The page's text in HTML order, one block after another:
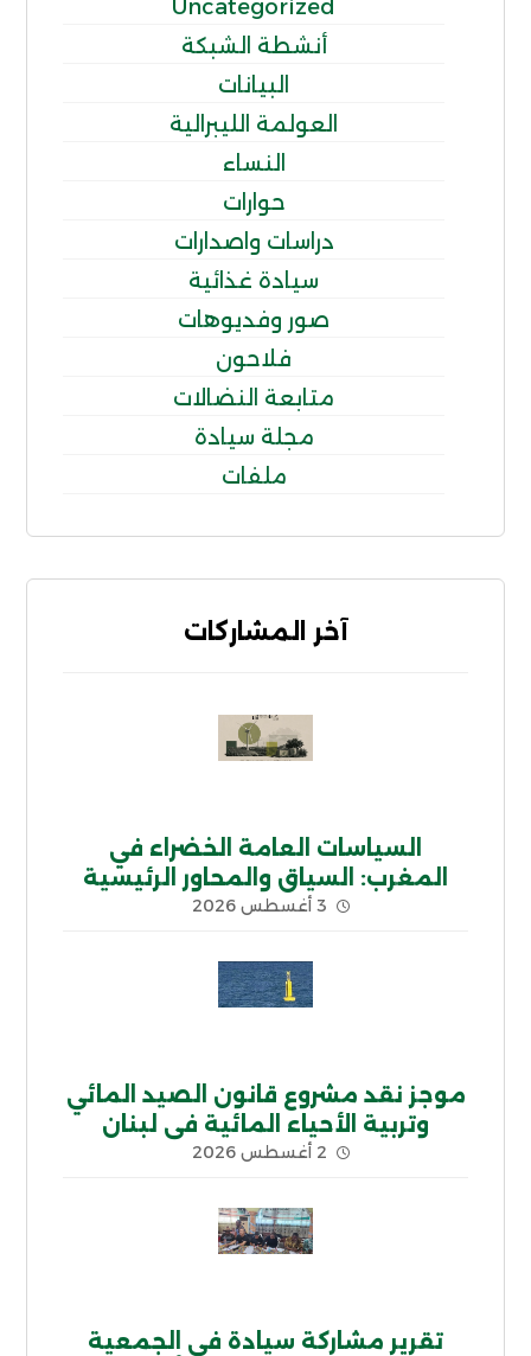
Uncategorized
أنشطة الشبكة
البيانات
العولمة الليبرالية
النساء
حوارات
دراسات واصدارات
سيادة غذائية
صور وفديوهات
فلاحون
متابعة النضالات
مجلة سيادة
ملفات
آخر المشاركات
السياسات العامة الخضراء في
المغرب: السياق والمحاور الرئيسية
3 أغسطس 2026
موجز نقد مشروع قانون الصيد المائي
وتربية الأحياء المائية في لبنان
2 أغسطس 2026
تقرير مشاركة سيادة في الجمعية